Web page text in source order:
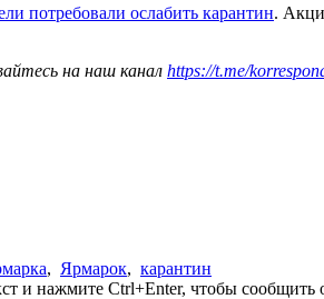
потребовали ослабить карантин.
на наш канал https://t.me/
, Ярмарок, карантин
и нажмите Ctrl+Enter, чтобы сообщить